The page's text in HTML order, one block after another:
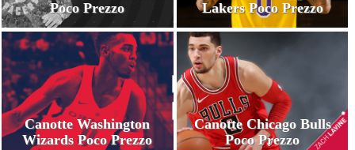
Poco Prezzo
Lakers Poco Prezzo
Canotte Washington
Wizards Poco Prezzo
Canotte Chicago Bulls
Poco Prezzo